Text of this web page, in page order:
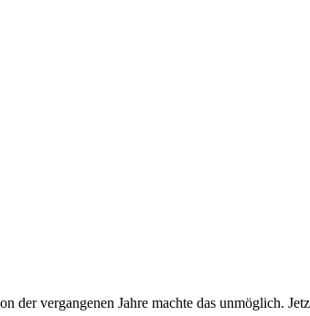
der vergangenen Jahre machte das unmöglich.